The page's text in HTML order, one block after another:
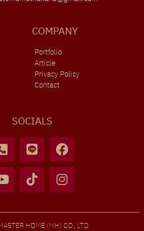
COMPANY
Portfolio
Article
Privacy Policy
Contact
SOCIALS
HOME (MH) CO., LTD